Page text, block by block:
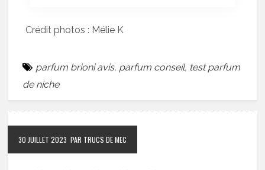
Crédit photos : Mélie K
parfum brioni avis, parfum conseil, test parfum
de niche
30 JUILLET 2023 PAR TRUCS DE MEC